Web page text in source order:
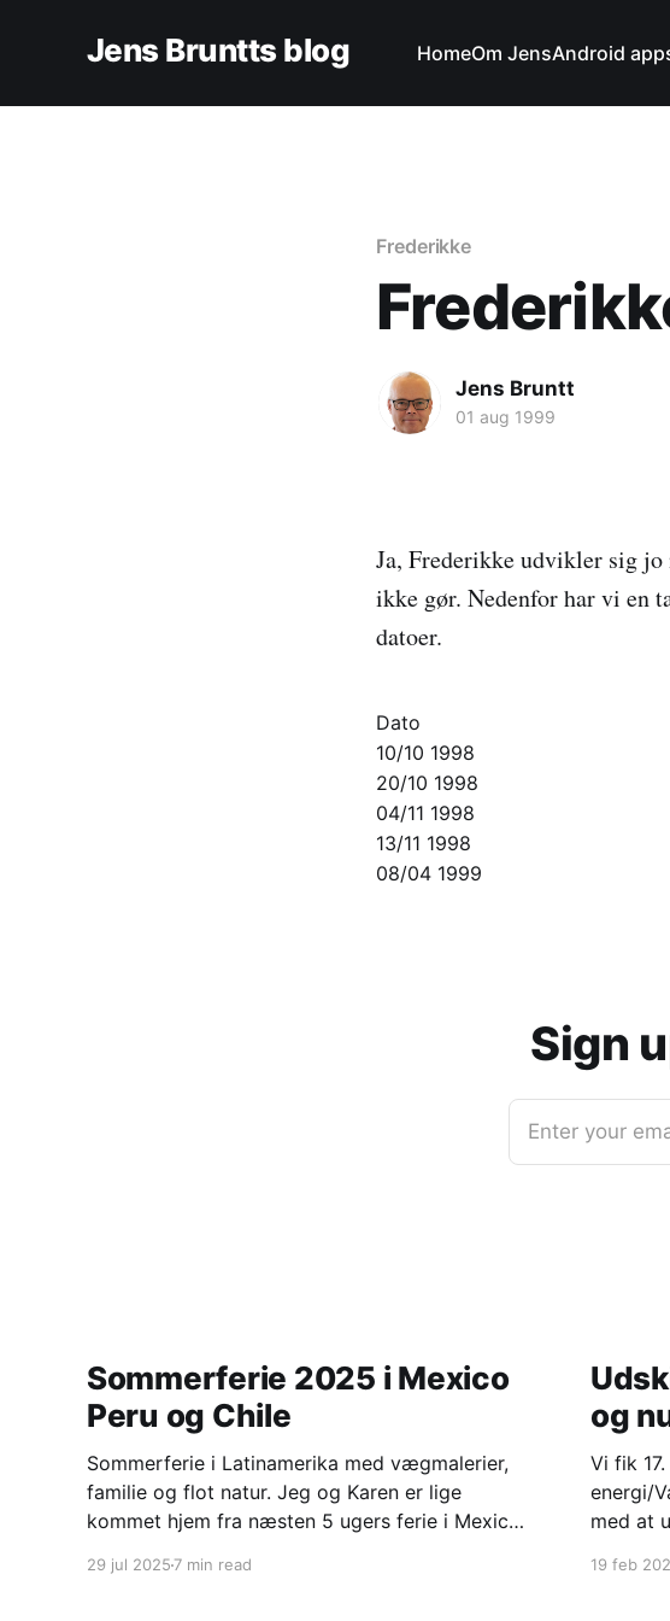
Jens Bruntts blog HomeOm JensAndroid
Frederikke
Jens Bruntt
01 aug 1999
Ja, Frederikke udvikler sig jo
ikke gør. Nedenfor har vi en
datoer.
Dato
10/10 1998
20/10 1998
04/11 1998
13/11 1998
08/04 1999
Sign
Enter your
Sommerferie 2025 i Mexico
Peru og Chile
Sommerferie i Latinamerika med vægmalerier,
familie og flot natur. Jeg og Karen er lige
kommet hjem fra næsten 5 ugers ferie i Mexico,
Frederikke og Mads Frederikke har været i
29 jul 2025 7 min read
og
Vi fik
energi/
med at
19 feb